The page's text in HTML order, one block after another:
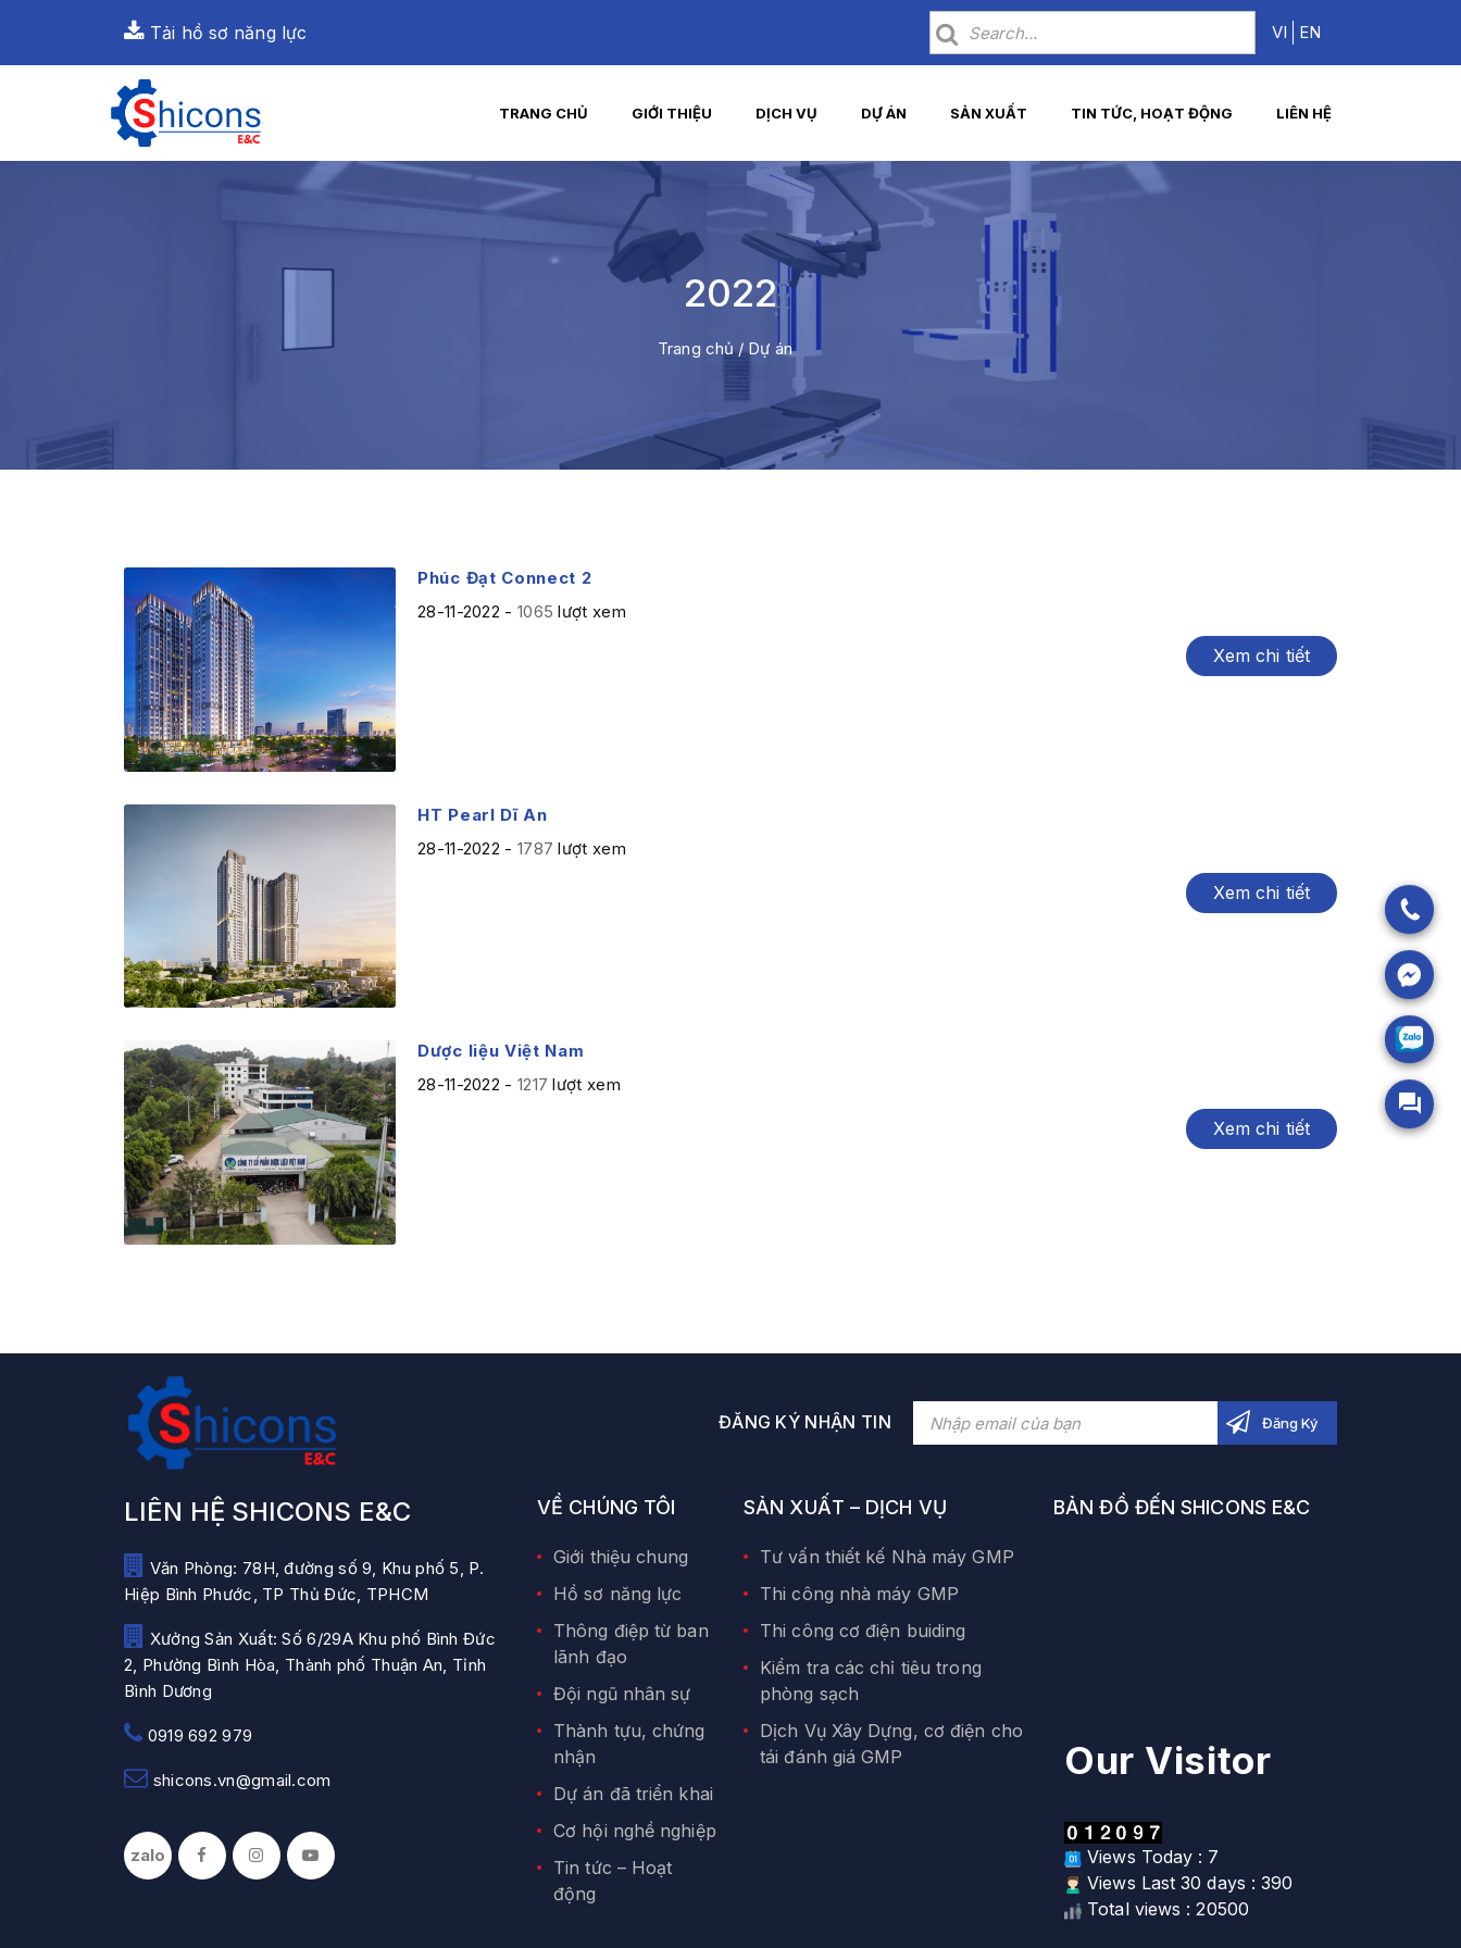
Tải hồ sơ năng lực VI EN
TRANG CHỦ GIỚI THIỆU DỊCH VỤ DỰ ÁN SẢN XUẤT TIN TỨC, HOẠT ĐỘNG LIÊN HỆ
2022
Trang chủ/Dự án
Phúc Đạt Connect 2
28-11-2022 - 1065lượt xem
Xem chi tiết
HT Pearl Dĩ An
28-11-2022 - 1787lượt xem
Xem chi tiết
Dược liệu Việt Nam
28-11-2022 - 1217lượt xem
Xem chi tiết
ĐĂNG KÝ NHẬN TIN
LIÊN HỆ SHICONS E&C
Văn Phòng: 78H, đường số 9, Khu phố 5, P.
Hiệp Bình Phước, TP Thủ Đức, TPHCM
Xưởng Sản Xuất: Số 6/29A Khu phố Bình Đức
2, Phường Bình Hòa, Thành phố Thuận An, Tỉnh
Bình Dương
0919 692 979
shicons.vn@gmail.com
zalo
VỀ CHÚNG TÔI
Giới thiệu chung
Hồ sơ năng lực
Thông điệp từ ban
lãnh đạo
Đội ngũ nhân sự
Thành tựu, chứng
nhận
Dự án đã triển khai
Cơ hội nghề nghiệp
Tin tức – Hoạt
động
SẢN XUẤT – DỊCH VỤ
Tư vấn thiết kế Nhà máy GMP
Thi công nhà máy GMP
Thi công cơ điện buiding
Kiểm tra các chỉ tiêu trong
phòng sạch
Dịch Vụ Xây Dựng, cơ điện cho
tái đánh giá GMP
BẢN ĐỒ ĐẾN SHICONS E&C
Our Visitor
Views Today : 7
Views Last 30 days : 390
Total views : 20500